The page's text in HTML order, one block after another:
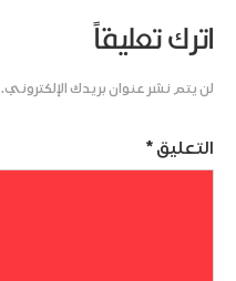
اترك تعليقاً
لن يتم نشر عنوان بريدك الإلكتروني.
التعليق *